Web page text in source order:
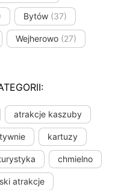
Bytów (37)
Wejherowo (27)
atrakcje kaszuby
kartuzy
chmielno
atrakcje